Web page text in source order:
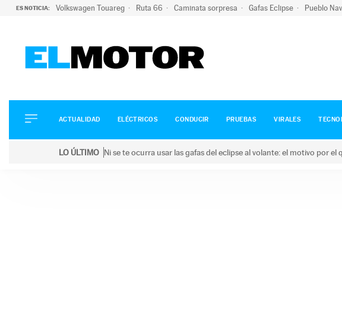
ES NOTICIA: Volkswagen Touareg Ruta 66 Caminata sorpresa Gafas Eclipse Pueblo
ELÉCTRICOS
CONDUCIR
ACTUALIDAD ELÉCTRICOS CONDUCIR PRUEBAS VIRALES
LO ÚLTIMO Ni se te ocurra usar las gafas del eclipse al volante: el motivo por